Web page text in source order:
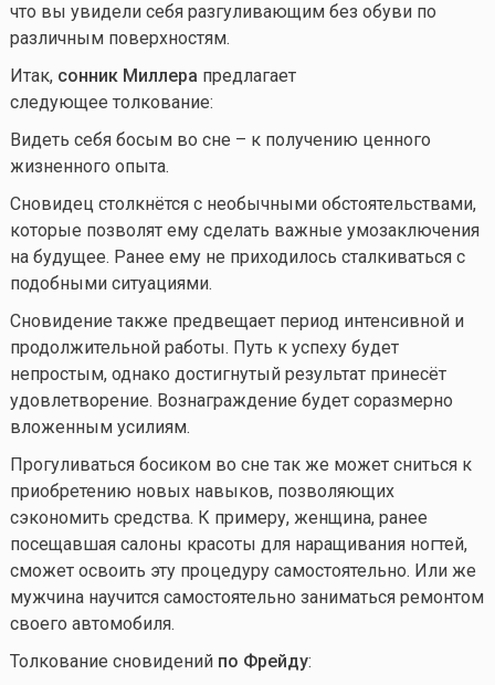
что вы увидели себя разгуливающим без обуви по
различным поверхностям.
Итак, сонник Миллера предлагает
следующее толкование:
Видеть себя босым во сне – к получению ценного
жизненного опыта.
Сновидец столкнётся с необычными обстоятельствами,
которые позволят ему сделать важные умозаключения
на будущее. Ранее ему не приходилось сталкиваться с
подобными ситуациями.
Сновидение также предвещает период интенсивной и
продолжительной работы. Путь к успеху будет
непростым, однако достигнутый результат принесёт
удовлетворение. Вознаграждение будет соразмерно
вложенным усилиям.
Прогуливаться босиком во сне так же может сниться к
приобретению новых навыков, позволяющих
сэкономить средства. К примеру, женщина, ранее
посещавшая салоны красоты для наращивания ногтей,
сможет освоить эту процедуру самостоятельно. Или же
мужчина научится самостоятельно заниматься ремонтом
своего автомобиля.
Толкование сновидений по Фрейду: